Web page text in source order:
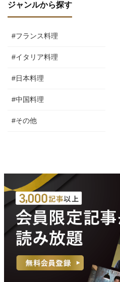
ジャンルから探す
#フランス料理
#イタリア料理
#日本料理
#中国料理
#その他